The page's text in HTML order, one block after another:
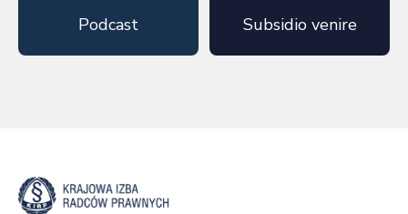
Podcast Subsidio venire